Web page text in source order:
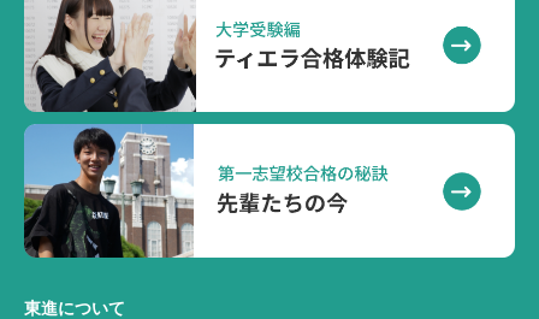
東進について